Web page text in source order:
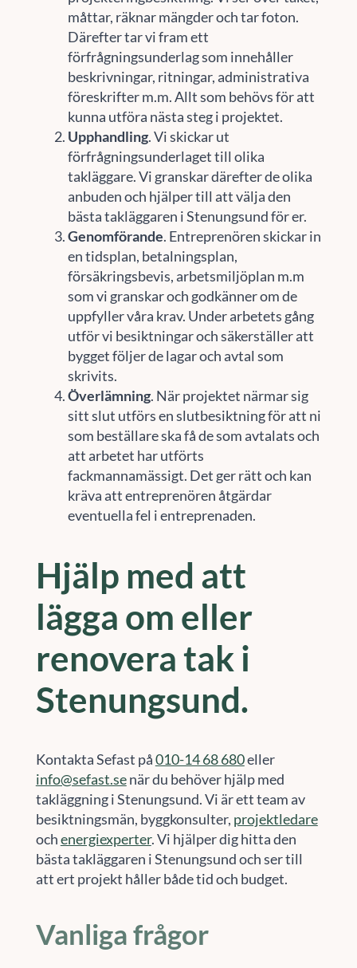
måttar, räknar mängder och tar foton.
Därefter tar vi fram ett
förfrågningsunderlag som innehåller
beskrivningar, ritningar, administrativa
föreskrifter m.m. Allt som behövs för att
kunna utföra nästa steg i projektet.
Upphandling. Vi skickar ut
förfrågningsunderlaget till olika
takläggare. Vi granskar därefter de olika
anbuden och hjälper till att välja den
bästa takläggaren i Stenungsund för er.
Genomförande. Entreprenören skickar in
en tidsplan, betalningsplan,
försäkringsbevis, arbetsmiljöplan m.m
som vi granskar och godkänner om de
uppfyller våra krav. Under arbetets gång
utför vi besiktningar och säkerställer att
bygget följer de lagar och avtal som
skrivits.
Överlämning. När projektet närmar sig
sitt slut utförs en slutbesiktning för att ni
som beställare ska få de som avtalats och
att arbetet har utförts
fackmannamässigt. Det ger rätt och kan
kräva att entreprenören åtgärdar
eventuella fel i entreprenaden.
Hjälp med att
lägga om eller
renovera tak i
Stenungsund.
Kontakta Sefast på010-14 68 680eller
info@sefast.senär du behöver hjälp med
takläggning i Stenungsund. Vi är ett team av
besiktningsmän, byggkonsulter, projektledare
ochenergiexperter. Vi hjälper dig hitta den
bästa takläggaren i Stenungsund och ser till
att ert projekt håller både tid och budget.
Vanliga frågor